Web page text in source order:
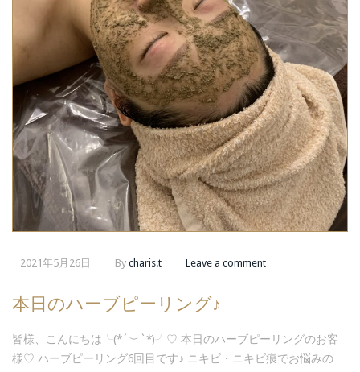
2021年5月26日 By charis.t Leave a comment
本日のハーブピーリング♪
皆様、こんにちは╰(*´︶`*)╯♡ 本日のハーブピーリングのお客
様♡ ハーブピーリング6回目です♪ ニキビ・ニキビ痕でお悩みの